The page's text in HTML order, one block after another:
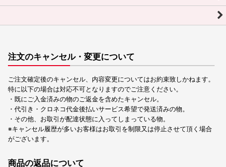
注文のキャンセル・変更について
ご注文確定後のキャンセル、内容変更についてはお約束致しかねます。
特に以下の場合は対応不可となりますのでご注意ください。
・既にご入金済みの物のご返金を含めたキャンセル。
・代引き・クロネコ代金後払いサービス希望で発送済みの物。
・その他、お取引が配達状態に入ってしまっている物。
※キャンセル履歴が多いお客様はお取引を制限又は停止させて頂く場合
がございます。
商品の返品について